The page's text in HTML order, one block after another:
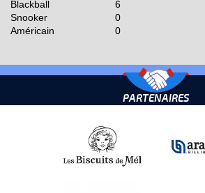
Blackball
6
Snooker
0
Américain
0
PARTENAIRES